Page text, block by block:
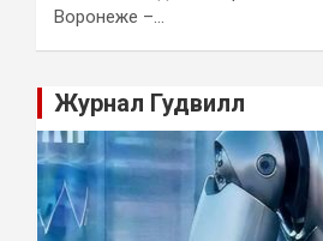
Воронеже –…
Журнал Гудвилл